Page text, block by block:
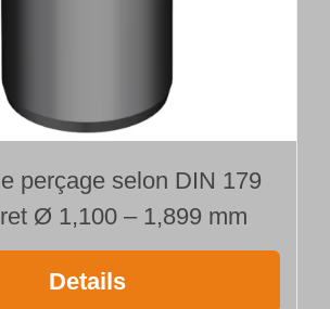
perçage selon DIN 179
Ø 1,100 – 1,899 mm
Details